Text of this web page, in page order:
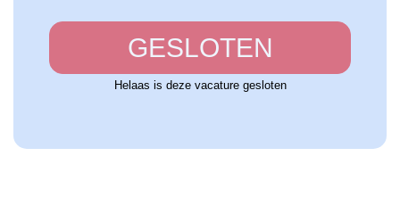
GESLOTEN
Helaas is deze vacature gesloten